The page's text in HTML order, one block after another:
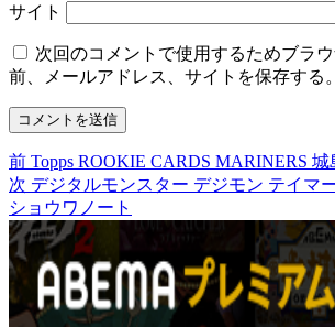
サイト
次回のコメントで使用するためブラ
前、メールアドレス、サイトを保存する。
投
稿
ナ
ビ
ゲ
前 前
の
投
稿:
Topps ROOKIE CARDS MARINERS 城
次 次
の
投
稿:
デジタルモンスター デジモン テイマ
ショウワノート